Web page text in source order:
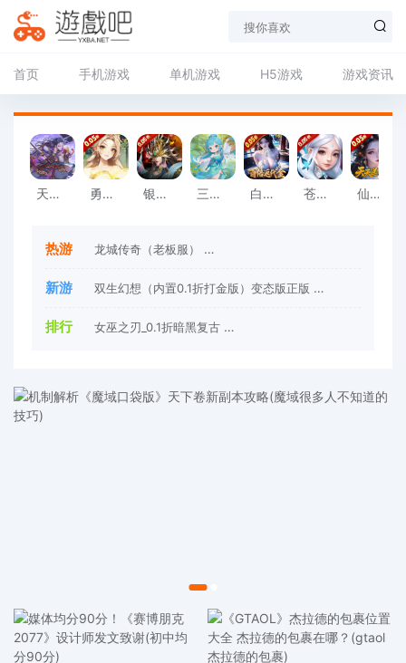
首页 手机游戏 单机游戏 H5游戏 游戏资讯
天下策（0.05折王者天下）最新版 勇者大暴走（0.05折凡人修仙）安卓版 银河战魂（0.05折送玉麒麟）最新 三生诀（0.1折九州风云）手机版 白蛇仙劫（0.05折返变异套装）最新版本 苍穹志（掌握苍穹0.05折）中文版 仙姬剑（0.05折天天送代金）官方版
热游 龙城传奇（老板服）
新游 双生幻想（内置0.1折打金版）变态版正版
排行 女巫之刃_0.1折暗黑复古